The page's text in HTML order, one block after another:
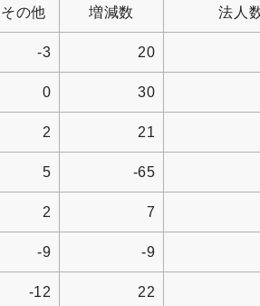
その他 増減数 法人
-3 20
0 30
2 21
5 -65
2 7
-9 -9
-12 22